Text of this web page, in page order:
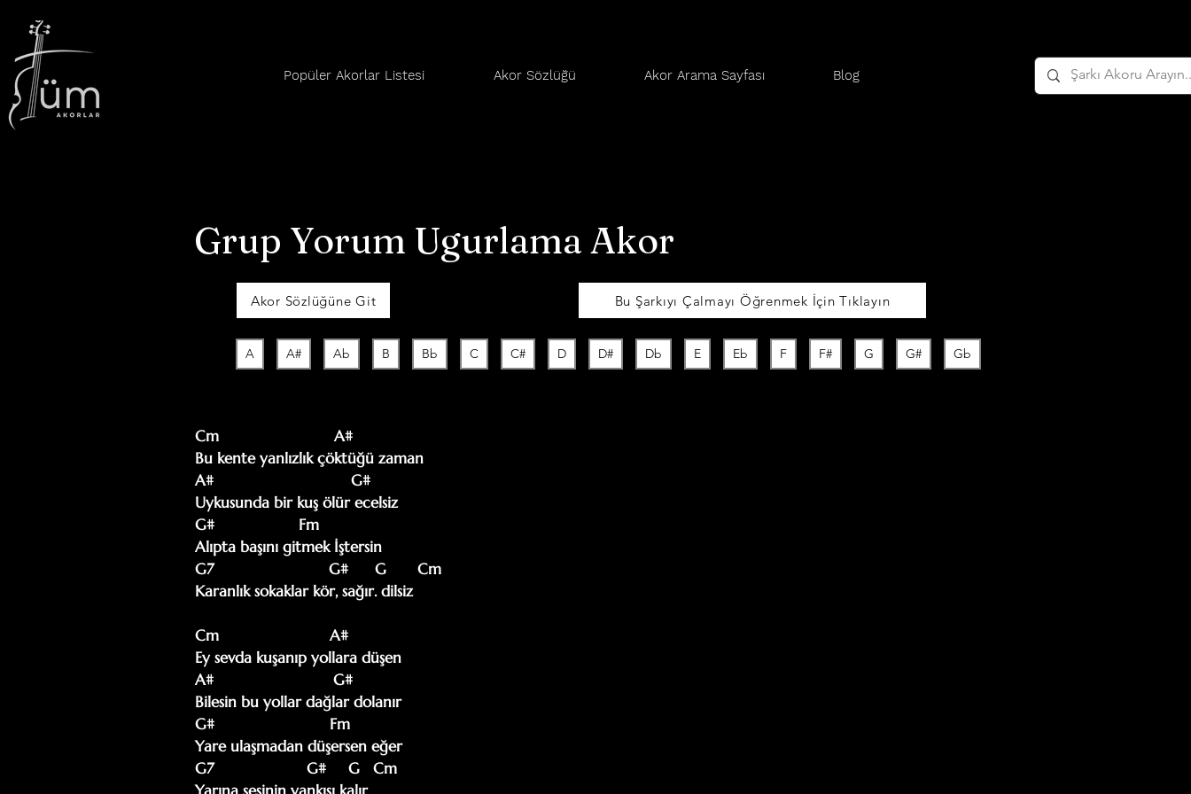
Popüler Akorlar Listesi Akor Sözlüğü Akor Arama Sayfası Blog
Grup Yorum Ugurlama Akor
Akor Sözlüğüne Git Bu Şarkıyı Çalmayı Öğrenmek İçin Tıklayın
A A# Ab B Bb C C# D D# Db E Eb F F# G G# Gb
Cm                          A#
Bu kente yanlızlık çöktüğü zaman
A#                               G#
Uykusunda bir kuş ölür ecelsiz
G#                   Fm
Alıpta başını gitmek İştersin
G7                          G#      G       Cm
Karanlık sokaklar kör, sağır. dilsiz
Cm                         A#
Ey sevda kuşanıp yollara düşen
A#                           G#
Bilesin bu yollar dağlar dolanır
G#                          Fm
Yare ulaşmadan düşersen eğer
G7                     G#     G   Cm